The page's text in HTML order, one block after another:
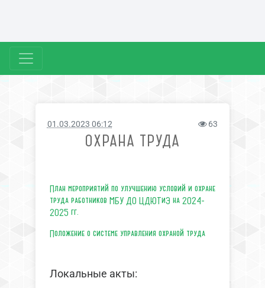
01.03.2023 06:12 63
ОХРАНА ТРУДА
План мероприятий по улучшению условий и охране
труда работников МБУ ДО ЦДЮТиЭ на 2024-
2025 гг.
Положение о системе управления охраной труда
Локальные акты: